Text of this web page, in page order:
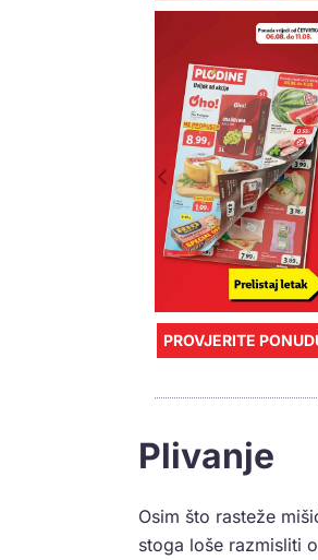
PROVJERITE
Plivanje
Osim što rasteže
stoga loše razmisliti